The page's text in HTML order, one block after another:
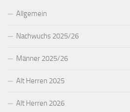
Allgemein
Nachwuchs 2025/26
Männer 2025/26
Alt Herren 2025
Alt Herren 2026